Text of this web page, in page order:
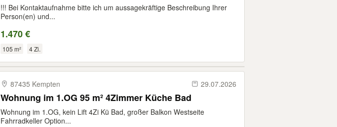
!!! Bei Kontaktaufnahme bitte ich um aussagekräftige Beschreibung Ihrer
Person(en) und...
1.470 €
105 m² 4 Zi.
87435 Kempten 29.07.2026
Wohnung im 1.OG 95 m² 4Zimmer Küche Bad
Wohnung im 1.OG, kein Lift 4Zi Kü Bad, großer Balkon Westseite
Fahrradkeller Option...